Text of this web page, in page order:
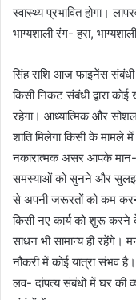
स्वास्थ्य प्रभावित होगा।
भाग्यशाली रंग- हरा,
सिंह राशि आज फाइनेंस संबंधी
किसी निकट संबंधी द्वारा
रहेगा। आध्यात्मिक और
शांति मिलेगा किसी के मामले
नकारात्मक असर आपके
समस्याओं को सुनने और
से अपनी जरूरतों को कम
किसी नए कार्य को शुरू
साधन भी सामान्य ही रहेंगे।
नौकरी में कोई यात्रा संभव है।
लव- दांपत्य संबंधों में घर की